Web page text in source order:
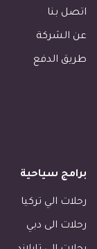
اتصل بنا
عن الشركة
طريق الدفع
برامج سياحية
رحلات الي تركيا
رحلات الى دبي